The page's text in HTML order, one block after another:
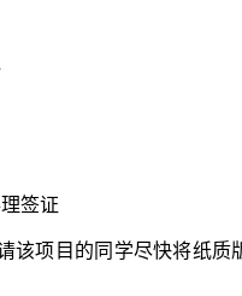
签证
该项目的同学尽快将纸质